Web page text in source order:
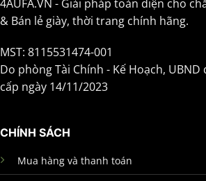
4AUFA.VN - Giải pháp toàn diện cho
& Bán lẻ giày, thời trang chính hãng.
MST: 8115531474-001
Do phòng Tài Chính - Kế Hoạch,
cấp ngày 14/11/2023
CHÍNH SÁCH
Mua hàng và thanh toán